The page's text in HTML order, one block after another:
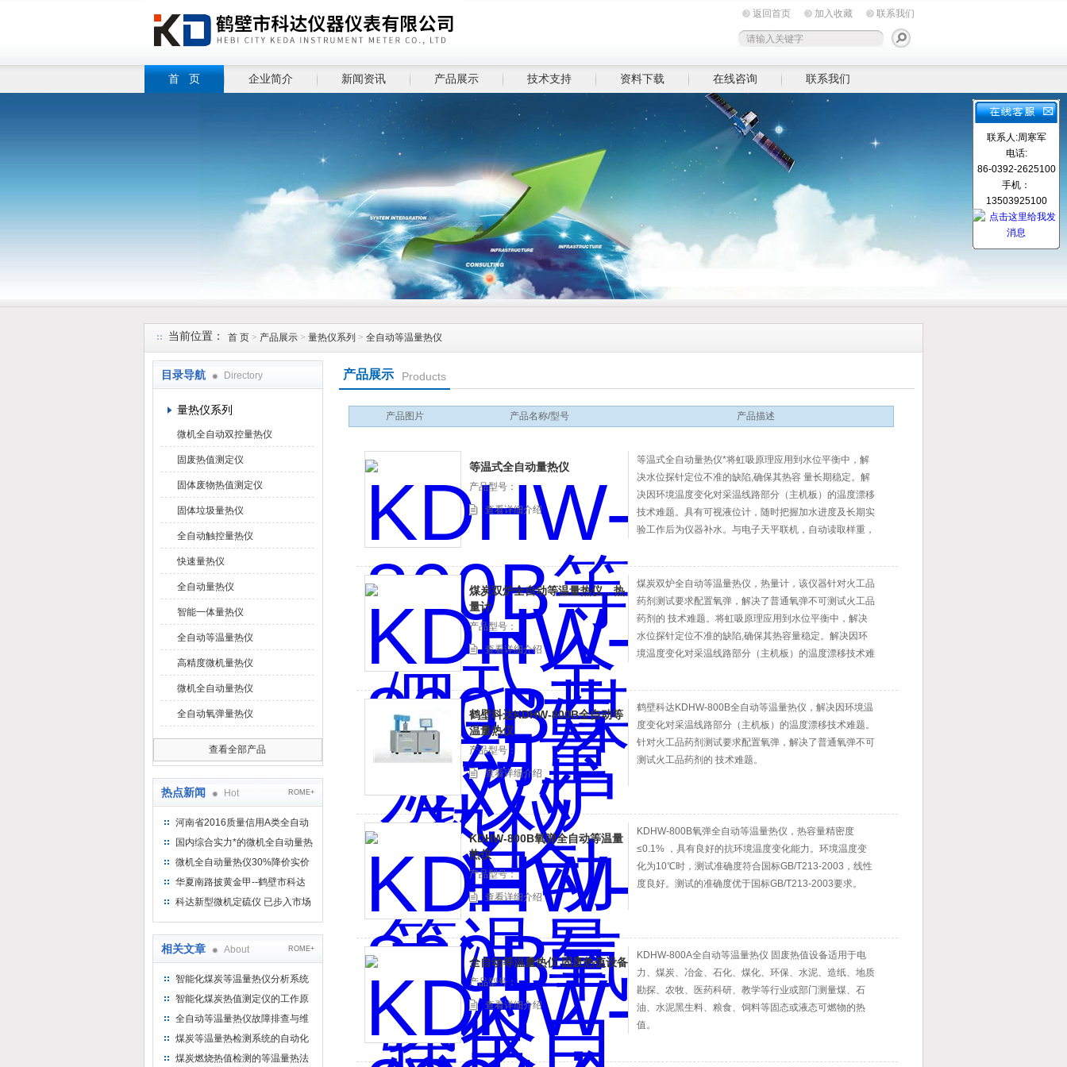
返回首页 加入收藏 联系我们
首 页 企业简介 新闻资讯 产品展示 技术支持 资料下载 在线咨询 联系我们
当前位置： 首 页 > 产品展示 > 量热仪系列 > 全自动等温量热仪
目录导航 Directory
量热仪系列
微机全自动双控量热仪
固废热值测定仪
固体废物热值测定仪
固体垃圾量热仪
全自动触控量热仪
快速量热仪
全自动量热仪
智能一体量热仪
全自动等温量热仪
高精度微机量热仪
微机全自动量热仪
全自动氧弹量热仪
查看全部产品
热点新闻 Hot ROME+
河南省2016质量信用A类全自动
量热仪
国内综合实力*的微机全自动量热
仪制造企业
微机全自动量热仪30%降价实价
出售
华夏南路披黄金甲--鹤壁市科达
仪器仪表有限公司
科达新型微机定硫仪 已步入市场
相关文章 About ROME+
智能化煤炭等温量热仪分析系统
运作机制
智能化煤炭热值测定仪的工作原
理与技术解析
全自动等温量热仪故障排查与维
修技术手册
煤炭等温量热检测系统的自动化
运行机制
煤炭燃烧热值检测的等温量热法
产品展示 Products
产品图片 产品名称/型号 产品描述
等温式全自动量热仪
产品型号：
查看详细介绍
等温式全自动量热仪*将虹吸原理应用到水位平衡中，解
决水位探针定位不准的缺陷,确保其热容 量长期稳定。解
决因环境温度变化对采温线路部分（主机板）的温度漂移
技术难题。具有可视液位计，随时把握加水进度及长期实
验工作后为仪器补水。与电子天平联机，自动读取样重，
煤炭双炉全自动等温量热仪，热
量计
产品型号：
查看详细介绍
煤炭双炉全自动等温量热仪，热量计，该仪器针对火工品
药剂测试要求配置氧弹，解决了普通氧弹不可测试火工品
药剂的 技术难题。将虹吸原理应用到水位平衡中，解决
水位探针定位不准的缺陷,确保其热容量稳定。解决因环
境温度变化对采温线路部分（主机板）的温度漂移技术难
鹤壁科达KDHW-800B全自动等
温量热仪
产品型号：
查看详细介绍
鹤壁科达KDHW-800B全自动等温量热仪，解决因环境温
度变化对采温线路部分（主机板）的温度漂移技术难题。
针对火工品药剂测试要求配置氧弹，解决了普通氧弹不可
测试火工品药剂的 技术难题。
KDHW-800B氧弹全自动等温量
热仪
产品型号：
查看详细介绍
KDHW-800B氧弹全自动等温量热仪，热容量精密度
≤0.1% ，具有良好的抗环境温度变化能力。环境温度变
化为10℃时，测试准确度符合国标GB/T213-2003，线性
度良好。测试的准确度优于国标GB/T213-2003要求。
全自动等温量热仪 固废热值设备
产品型号：
查看详细介绍
KDHW-800A全自动等温量热仪 固废热值设备适用于电
力、煤炭、冶金、石化、煤化、环保、水泥、造纸、地质
勘探、农牧、医药科研、教学等行业或部门测量煤、石
油、水泥黑生料、粮食、饲料等固态或液态可燃物的热
值。
联系人:周寒军
电话:
86-0392-2625100
手机：
13503925100